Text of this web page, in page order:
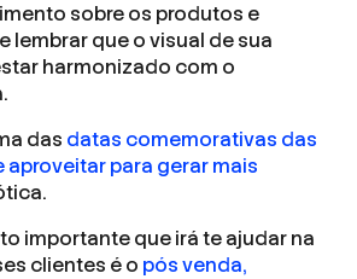
sobre os produtos e
lembrar que o visual de sua
harmonizado com o
das datas comemorativas das
para gerar mais
importante que irá te ajudar na
clientes é o pós venda,